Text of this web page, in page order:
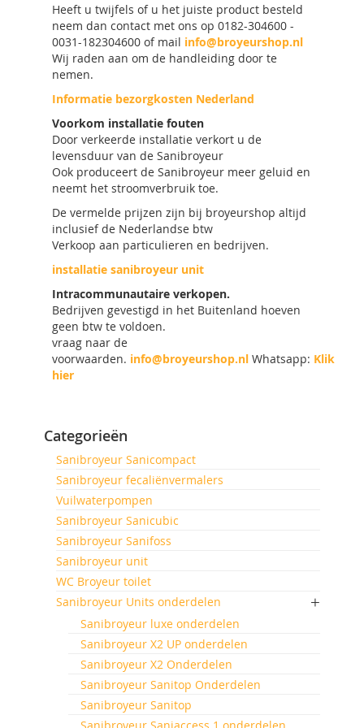
Heeft u twijfels of u het juiste product besteld
neem dan contact met ons op 0182-304600 -
0031-182304600 of mail info@broyeurshop.nl
Wij raden aan om de handleiding door te
nemen.
Informatie bezorgkosten Nederland
Voorkom installatie fouten
Door verkeerde installatie verkort u de
levensduur van de Sanibroyeur
Ook produceert de Sanibroyeur meer geluid en
neemt het stroomverbruik toe.
De vermelde prijzen zijn bij broyeurshop altijd
inclusief de Nederlandse btw
Verkoop aan particulieren en bedrijven.
installatie sanibroyeur unit
Intracommunautaire verkopen.
Bedrijven gevestigd in het Buitenland hoeven
geen btw te voldoen.
vraag naar de
voorwaarden. info@broyeurshop.nl Whatsapp: Klik
hier
Categorieën
Sanibroyeur Sanicompact
Sanibroyeur fecaliënvermalers
Vuilwaterpompen
Sanibroyeur Sanicubic
Sanibroyeur Sanifoss
Sanibroyeur unit
WC Broyeur toilet
Sanibroyeur Units onderdelen
Sanibroyeur luxe onderdelen
Sanibroyeur X2 UP onderdelen
Sanibroyeur X2 Onderdelen
Sanibroyeur Sanitop Onderdelen
Sanibroyeur Sanitop